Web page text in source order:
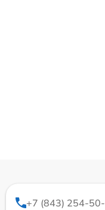
+7 (843) 254-